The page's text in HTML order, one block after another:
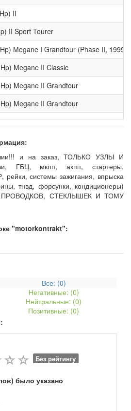
II
II Sport Tourer
Megane I Grandtour (Phase II, 1999)
Megane II Classic
Megane II Grandtour
Megane II Grandtour
Megane II Grandtour
и на заказ, ТОЛЬКО УЗЛЫ И
ГБЦ, мкпп, акпп, стартеры,
рейки, системы зажигания, впрыска
тнвд, форсунки, кондиционеры)
СТЕКЛЫШЕК И ТОМУ
"motorkontrakt":
Все: (0)
Негативные: (0)
Нейтральные: (0)
Позитивные: (0)
Без рейтингу
было указано